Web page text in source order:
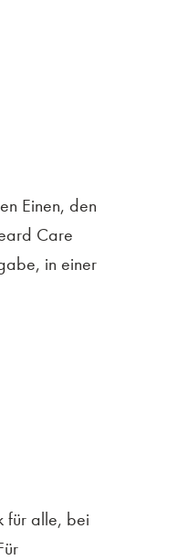
Einen, den
Care
in einer
für alle, bei